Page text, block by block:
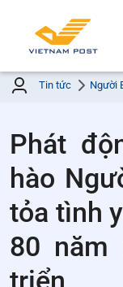
Tin tức Người
Phát
hào
tỏa tình
80 năm